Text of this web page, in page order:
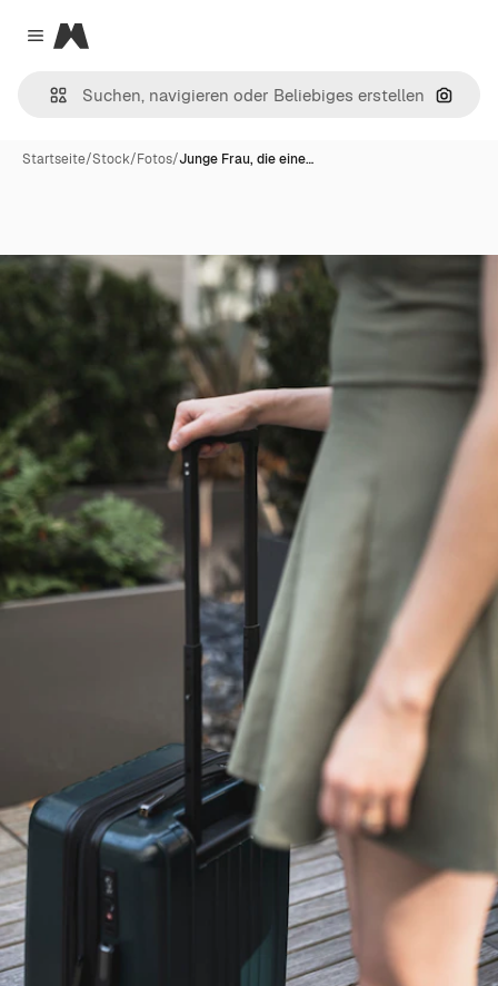
Close menu
Magnific
Nach
Startseite/Stock/Fotos/Junge Frau, die eine…